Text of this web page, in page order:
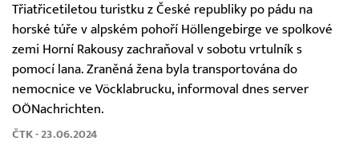
Třiatřicetiletou turistku z České republiky po pádu na
horské túře v alpském pohoří Höllengebirge ve spolkové
zemi Horní Rakousy zachraňoval v sobotu vrtulník s
pomocí lana. Zraněná žena byla transportována do
nemocnice ve Vöcklabrucku, informoval dnes server
OÖNachrichten.
ČTK - 23.06.2024